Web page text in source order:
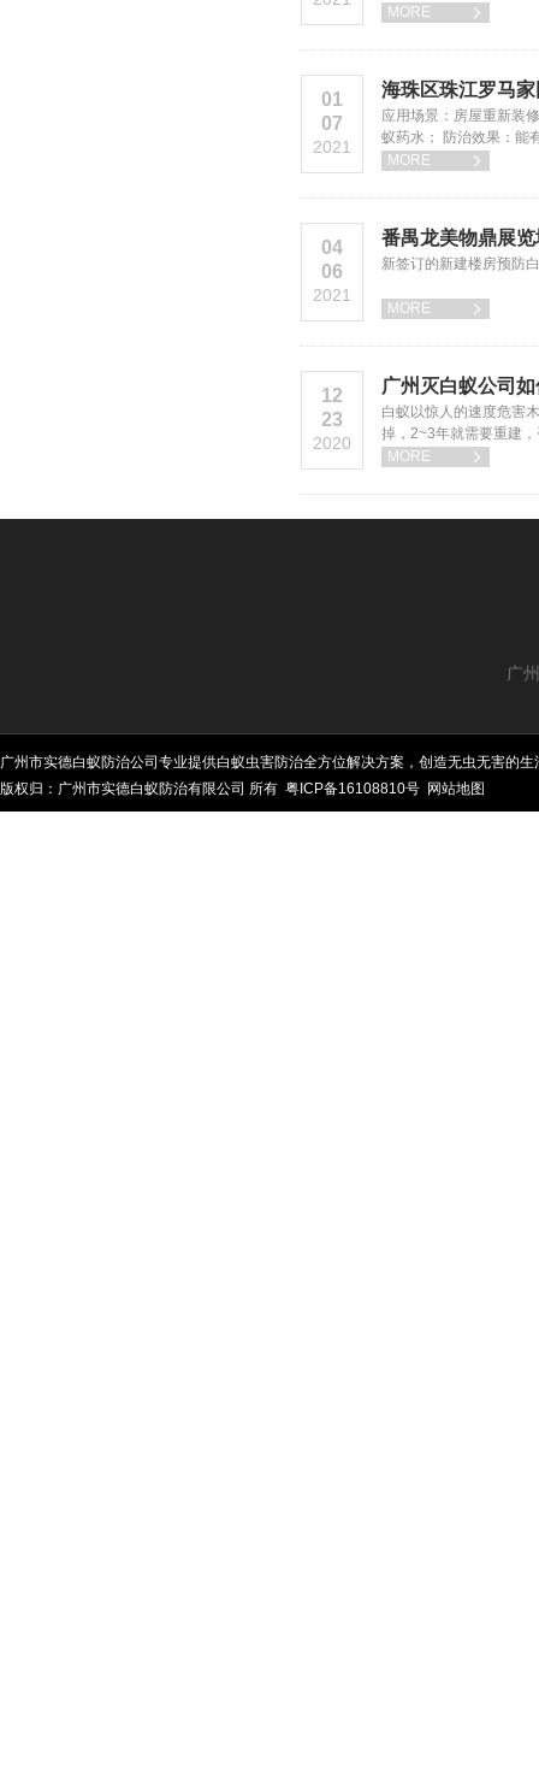
MORE 
01
07
2021
海珠区珠江罗马
应用场景：房屋重新装
蚁药水； 防治效果：能
MORE

04
06
2021
番禺龙美物鼎展
新签订的新建楼房预防
MORE 
12
23
2020
广州灭白蚁公司
白蚁以惊人的速度危害
掉，2~3年就需要重建
MORE

广
广州市实德白蚁防治公司专业提供白蚁虫害防治全方位解决方案，创造无虫无害的生
版权归：广州市实德白蚁防治有限公司 所有 粤ICP备16108810号 网站地图